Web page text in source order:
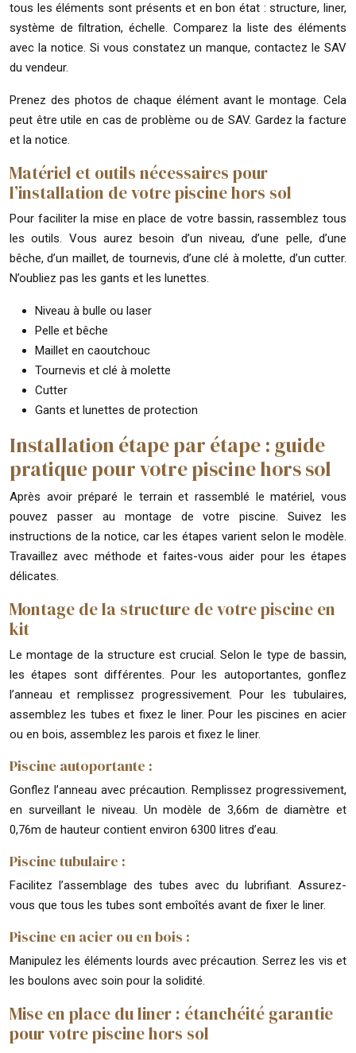
tous les éléments sont présents et en bon état : structure, liner,
système de filtration, échelle. Comparez la liste des éléments
avec la notice. Si vous constatez un manque, contactez le SAV
du vendeur.
Prenez des photos de chaque élément avant le montage. Cela
peut être utile en cas de problème ou de SAV. Gardez la facture
et la notice.
Matériel et outils nécessaires pour
l’installation de votre piscine hors sol
Pour faciliter la mise en place de votre bassin, rassemblez tous
les outils. Vous aurez besoin d’un niveau, d’une pelle, d’une
bêche, d’un maillet, de tournevis, d’une clé à molette, d’un cutter.
N’oubliez pas les gants et les lunettes.
Niveau à bulle ou laser
Pelle et bêche
Maillet en caoutchouc
Tournevis et clé à molette
Cutter
Gants et lunettes de protection
Installation étape par étape : guide
pratique pour votre piscine hors sol
Après avoir préparé le terrain et rassemblé le matériel, vous
pouvez passer au montage de votre piscine. Suivez les
instructions de la notice, car les étapes varient selon le modèle.
Travaillez avec méthode et faites-vous aider pour les étapes
délicates.
Montage de la structure de votre piscine en
kit
Le montage de la structure est crucial. Selon le type de bassin,
les étapes sont différentes. Pour les autoportantes, gonflez
l’anneau et remplissez progressivement. Pour les tubulaires,
assemblez les tubes et fixez le liner. Pour les piscines en acier
ou en bois, assemblez les parois et fixez le liner.
Piscine autoportante :
Gonflez l’anneau avec précaution. Remplissez progressivement,
en surveillant le niveau. Un modèle de 3,66m de diamètre et
0,76m de hauteur contient environ 6300 litres d’eau.
Piscine tubulaire :
Facilitez l’assemblage des tubes avec du lubrifiant. Assurez-
vous que tous les tubes sont emboîtés avant de fixer le liner.
Piscine en acier ou en bois :
Manipulez les éléments lourds avec précaution. Serrez les vis et
les boulons avec soin pour la solidité.
Mise en place du liner : étanchéité garantie
pour votre piscine hors sol